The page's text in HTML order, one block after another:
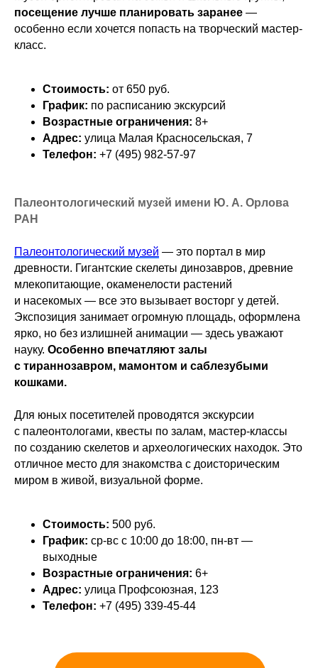
посещение лучше планировать заранее —
особенно если хочется попасть на творческий мастер-
класс.
Стоимость: от 650 руб.
График: по расписанию экскурсий
Возрастные ограничения: 8+
Адрес: улица Малая Красносельская, 7
Телефон: +7 (495) 982-57-97
Палеонтологический музей имени Ю. А. Орлова
РАН
Палеонтологический музей — это портал в мир
древности. Гигантские скелеты динозавров, древние
млекопитающие, окаменелости растений
и насекомых — все это вызывает восторг у детей.
Экспозиция занимает огромную площадь, оформлена
ярко, но без излишней анимации — здесь уважают
науку. Особенно впечатляют залы
с тираннозавром, мамонтом и саблезубыми
кошками.
Для юных посетителей проводятся экскурсии
с палеонтологами, квесты по залам, мастер-классы
по созданию скелетов и археологических находок. Это
отличное место для знакомства с доисторическим
миром в живой, визуальной форме.
Стоимость: 500 руб.
График: ср-вс с 10:00 до 18:00, пн-вт —
выходные
Возрастные ограничения: 6+
Адрес: улица Профсоюзная, 123
Телефон: +7 (495) 339-45-44